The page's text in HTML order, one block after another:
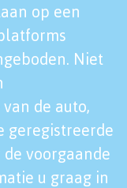
op een
Niet
de auto,
geregistreerde
voorgaande
u graag in